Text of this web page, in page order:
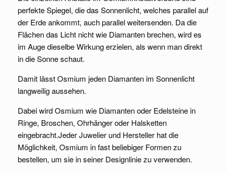
perfekte Spiegel, die das Sonnenlicht, welches parallel auf
der Erde ankommt, auch parallel weitersenden. Da die
Flächen das Licht nicht wie Diamanten brechen, wird es
im Auge dieselbe Wirkung erzielen, als wenn man direkt
in die Sonne schaut.
Damit lässt Osmium jeden Diamanten im Sonnenlicht
langweilig aussehen.
Dabei wird Osmium wie Diamanten oder Edelsteine in
Ringe, Broschen, Ohrhänger oder Halsketten
eingebracht.Jeder Juwelier und Hersteller hat die
Möglichkeit, Osmium in fast beliebiger Formen zu
bestellen, um sie in seiner Designlinie zu verwenden.